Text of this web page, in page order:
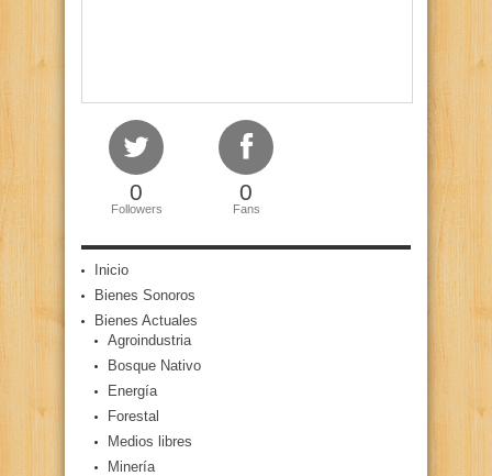
0
Followers
0
Fans
Inicio
Bienes Sonoros
Bienes Actuales
Agroindustria
Bosque Nativo
Energía
Forestal
Medios libres
Minería